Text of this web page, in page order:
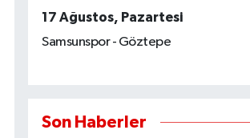
17 Ağustos, Pazartesi
Samsunspor - Göztepe
Son Haberler